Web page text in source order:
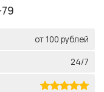
от 100 рублей
24/7